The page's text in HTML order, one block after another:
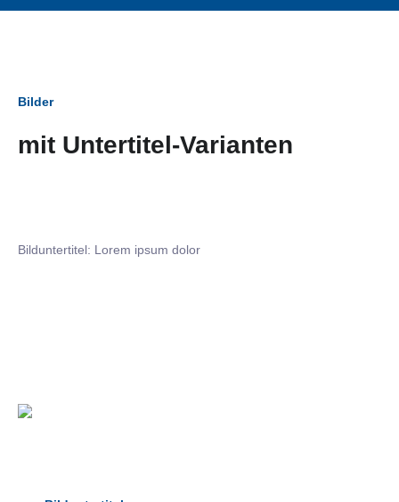
Bilder
mit Untertitel-Varianten
Bilduntertitel: Lorem ipsum dolor